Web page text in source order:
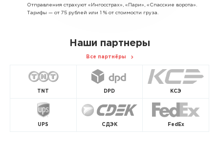
Отправления страхуют «Ингосстрах», «Пари», «Спасские ворота».
Тарифы — от 75 рублей или 1 % от стоимости груза.
Наши партнеры
Все партнёры
TNT DPD КСЭ
UPS СДЭК FedEx